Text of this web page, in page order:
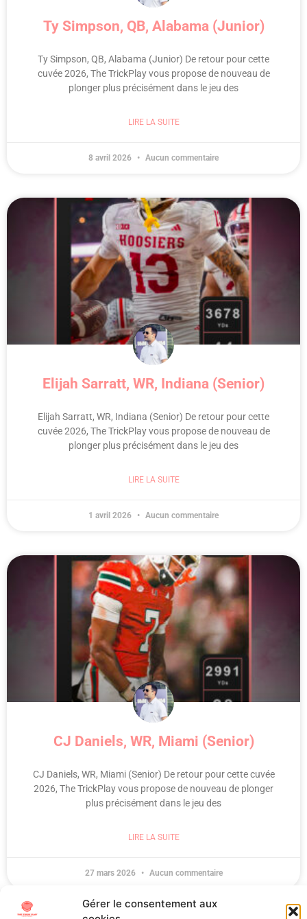
Gérer le consentement aux
Ty Simpson, QB, Alabama (Junior)
Ty Simpson, QB, Alabama (Junior) De retour pour cette
cuvée 2026, The TrickPlay vous propose de nouveau de
plonger plus précisément dans le jeu des
LIRE LA SUITE
8 avril 2026 Aucun commentaire
Elijah Sarratt, WR, Indiana (Senior)
Elijah Sarratt, WR, Indiana (Senior) De retour pour cette
cuvée 2026, The TrickPlay vous propose de nouveau de
plonger plus précisément dans le jeu des
LIRE LA SUITE
1 avril 2026 Aucun commentaire
CJ Daniels, WR, Miami (Senior)
CJ Daniels, WR, Miami (Senior) De retour pour cette cuvée
2026, The TrickPlay vous propose de nouveau de plonger
plus précisément dans le jeu des
LIRE LA SUITE
27 mars 2026 Aucun commentaire